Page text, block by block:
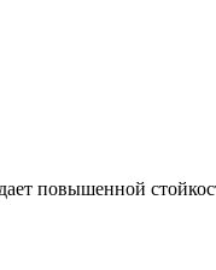
повышенной